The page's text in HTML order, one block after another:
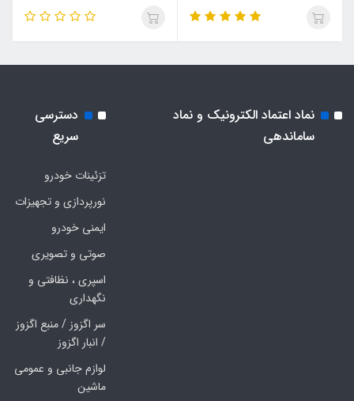
نماد اعتماد الکترونیک و نماد
ساماندهی
دسترسی
سریع
تزئینات خودرو
نورپردازی و تجهیزات
ایمنی خودرو
صوتی و تصویری
اسپری ، نظافتی و
نگهداری
سر اگزوز / منبع اگزوز
/ انبار اگزوز
لوازم جانبی و عمومی
ماشین